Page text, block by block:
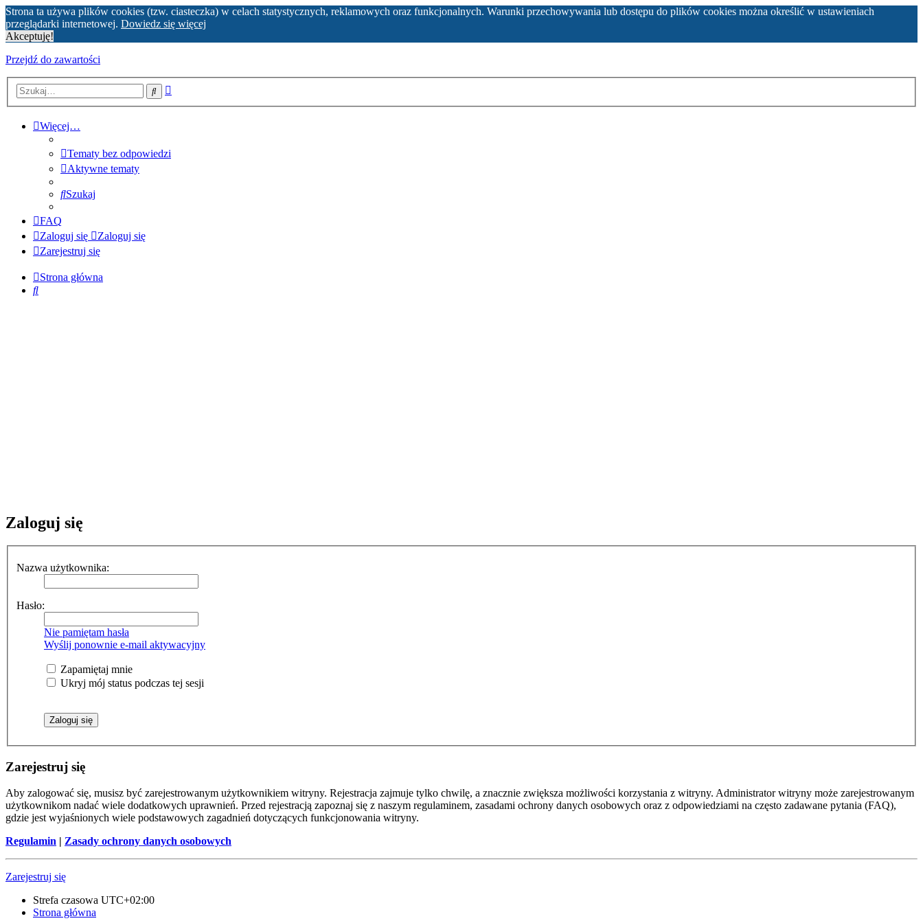
Strona ta używa plików cookies (tzw. ciasteczka) w celach statystycznych, reklamowych oraz funkcjonalnych. Warunki przechowywania lub dostępu do plików cookies można określić w ustawieniach
przeglądarki internetowej. Dowiedz się więcej
Akceptuję!
Przejdź do zawartości
Szukaj
Więcej…
Tematy bez odpowiedzi
Aktywne tematy
Szukaj
FAQ
Zaloguj się
Zaloguj się
Zarejestruj się
Strona główna
Szukaj
Zaloguj się
Nazwa użytkownika:
Hasło:
Nie pamiętam hasła
Wyślij ponownie e-mail aktywacyjny
Zapamiętaj mnie
Ukryj mój status podczas tej sesji
Zarejestruj się
Aby zalogować się, musisz być zarejestrowanym użytkownikiem witryny. Rejestracja zajmuje tylko chwilę, a znacznie zwiększa możliwości korzystania z witryny. Administrator witryny może zarejestrowanym
użytkownikom nadać wiele dodatkowych uprawnień. Przed rejestracją zapoznaj się z naszym regulaminem, zasadami ochrony danych osobowych oraz z odpowiedziami na często zadawane pytania (FAQ),
gdzie jest wyjaśnionych wiele podstawowych zagadnień dotyczących funkcjonowania witryny.
Regulamin | Zasady ochrony danych osobowych
Zarejestruj się
Strefa czasowa UTC+02:00
Strona główna